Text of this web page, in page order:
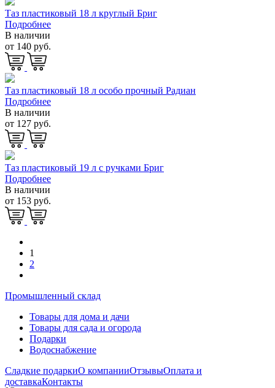
Таз пластиковый 18 л круглый Бриг
Подробнее
В наличии
от 140 руб.
Таз пластиковый 18 л особо прочный Радиан
Подробнее
В наличии
от 127 руб.
Таз пластиковый 19 л с ручками Бриг
Подробнее
В наличии
от 153 руб.
1
2
Промышленный склад
Товары для дома и дачи
Товары для сада и огорода
Подарки
Водоснабжение
Сладкие подаркиО компанииОтзывыОплата и
доставкаКонтакты